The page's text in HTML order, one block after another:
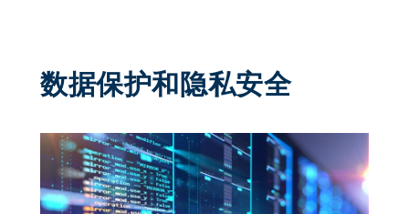
数据保护和隐私安全